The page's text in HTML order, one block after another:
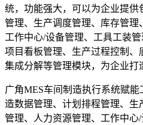
统，功能强大，可以为企业提
管理、生产调度管理、库存管理
工作中心/设备管理、工具工装
项目看板管理、生产过程控制
集成分解等管理模块，为企业打
广角MES车间制造执行系统赋
造数据管理、计划排程管理、
管理、人力资源管理、工作中心